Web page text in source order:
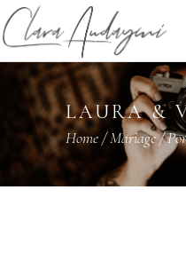
LAURA &
Home/Mariage/